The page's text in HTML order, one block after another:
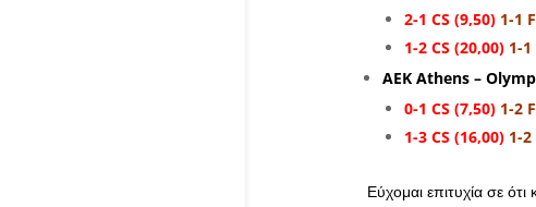
2-1 CS (9,50)1-1
1-2 CS (20,00)1-1
AEK Athens –
0-1 CS (7,50)1-2
1-3 CS (16,00)1-2
Εύχομαι επιτυχία σε ότι